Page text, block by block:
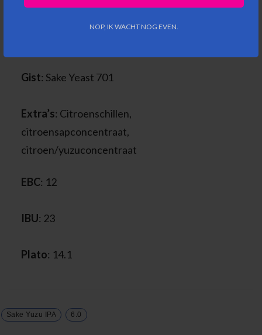
NOP, IK WACHT NOG EVEN.
Malt, Rice Flakes
Gist: Sake Yeast 701
Extra’s: Citroenschillen,
citroensapconcentraat,
citroen/yuzuconcentraat
EBC: 12
IBU: 23
Plato: 14.1
Sake Yuzu IPA 6.0